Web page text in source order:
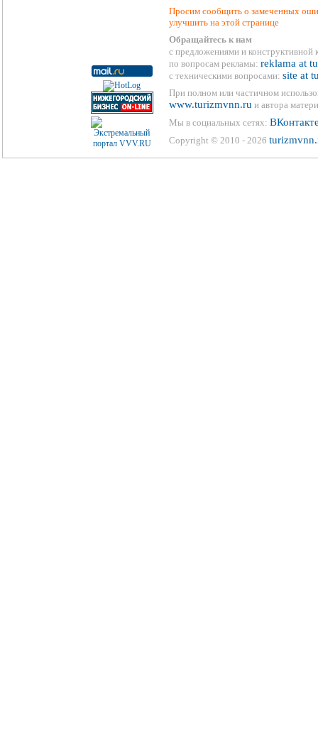
Просим сообщить о замеченных
улучшить на этой странице
Обращайтесь к нам
с предложениями и конструктивной
по вопросам рекламы: reklama at
с техническими вопросами: site at
При полном или частичном
www.turizmvnn.ru и автора
Мы в социальных сетях:
Copyright © 2010 - 2026